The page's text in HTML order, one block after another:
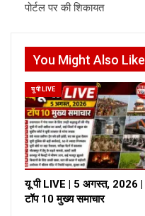
पोर्टल पर की शिकायत
You Might Also Like
यू पी LIVE
यू पी LIVE | 5 अगस्त, 2026 |
टॉप 10 मुख्य समाचार